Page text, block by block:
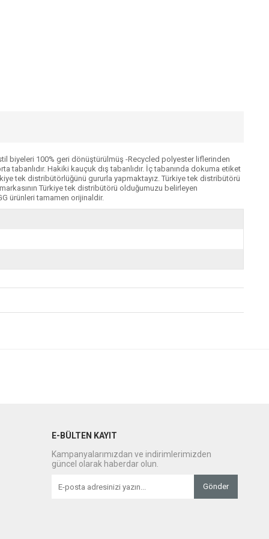
biyeleri 100% geri dönüştürülmüş -Recycled polyester liflerinden
Hakiki kauçuk dış tabanlıdır. İç tabanında dokuma etiket
tek distribütörlüğünü gururla yapmaktayız. Türkiye tek distribütörü
Türkiye tek distribütörü olduğumuzu belirleyen
ürünleri tamamen orijinaldir.
E-BÜLTEN KAYIT
Kampanyalarımızdan ve indirimlerimizden
güncel olarak haberdar olun.
Gönder